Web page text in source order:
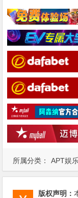
所属分类： APT娱
版权声明：